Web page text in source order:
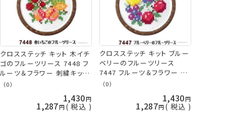
クロスステッチ キット 木イチ
ゴのフルーツリース 7448 フ
ルーツ＆フラワー 刺繍キット
オリムパス 手芸の山久
（0）
1,430
1,287 税込
クロスステッチ キット ブルー
ベリーのフルーツリース
7447 フルーツ＆フラワー 刺
繍キット オリムパス 手芸の
（0）
1,430
1,287 税込